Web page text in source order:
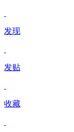
发现
发贴
收藏